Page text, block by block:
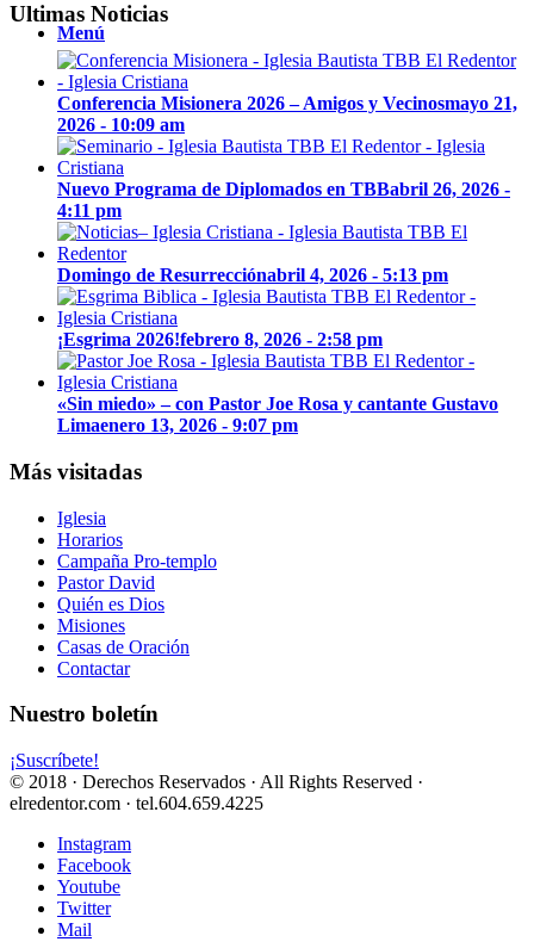
Menú
Ultimas Noticias
Conferencia Misionera 2026 – Amigos y Vecinosmayo 21,
2026 - 10:09 am
Nuevo Programa de Diplomados en TBBabril 26, 2026 -
4:11 pm
Domingo de Resurrecciónabril 4, 2026 - 5:13 pm
¡Esgrima 2026!febrero 8, 2026 - 2:58 pm
«Sin miedo» – con Pastor Joe Rosa y cantante Gustavo
Limaenero 13, 2026 - 9:07 pm
Más visitadas
Iglesia
Horarios
Campaña Pro-templo
Pastor David
Quién es Dios
Misiones
Casas de Oración
Contactar
Nuestro boletín
¡Suscríbete!
© 2018 · Derechos Reservados · All Rights Reserved ·
elredentor.com · tel.604.659.4225
Instagram
Facebook
Youtube
Twitter
Mail